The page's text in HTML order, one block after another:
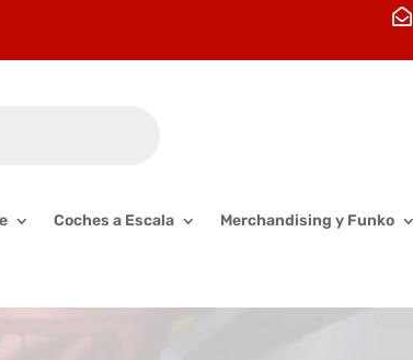

Coches a Escala Merchandising y Funko